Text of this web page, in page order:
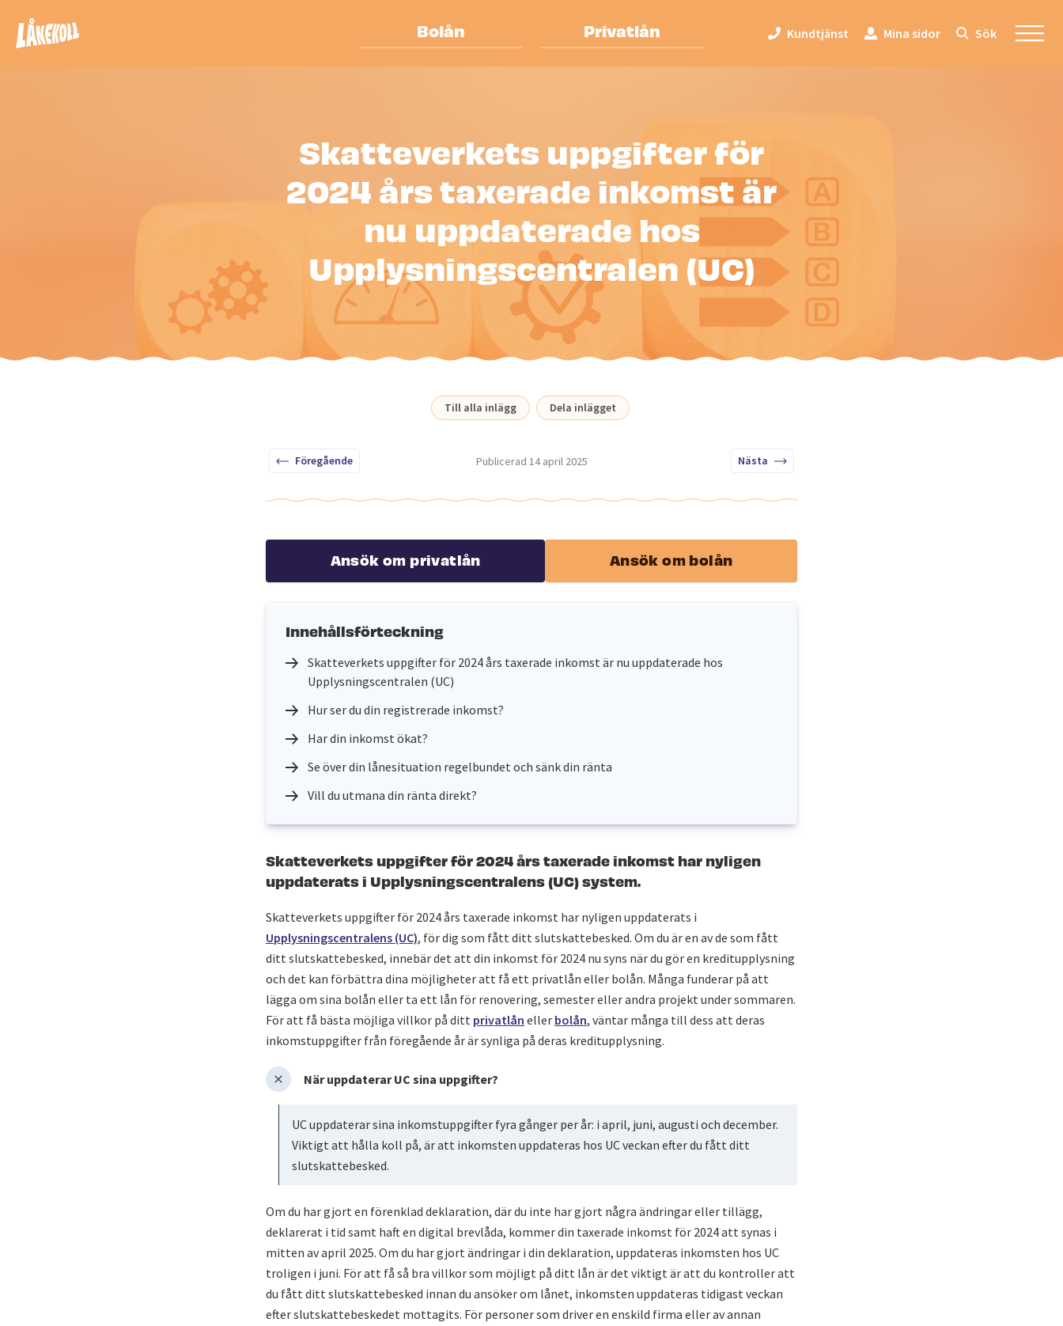
Bolån Privatlån Kundtjänst Mina sidor Sök
Skatteverkets uppgifter för
2024 års taxerade inkomst är
nu uppdaterade hos
Upplysningscentralen (UC)
Till alla inlägg Dela inlägget
Publicerad 14 april 2025
Föregående Nästa
Ansök om privatlån Ansök om bolån
Innehållsförteckning
Skatteverkets uppgifter för 2024 års taxerade inkomst är nu uppdaterade hos
Upplysningscentralen (UC)
Hur ser du din registrerade inkomst?
Har din inkomst ökat?
Se över din lånesituation regelbundet och sänk din ränta
Vill du utmana din ränta direkt?
Skatteverkets uppgifter för 2024 års taxerade inkomst har nyligen
uppdaterats i Upplysningscentralens (UC) system.
Skatteverkets uppgifter för 2024 års taxerade inkomst har nyligen uppdaterats i
Upplysningscentralens (UC), för dig som fått ditt slutskattebesked. Om du är en av de som fått
ditt slutskattebesked, innebär det att din inkomst för 2024 nu syns när du gör en kreditupplysning
och det kan förbättra dina möjligheter att få ett privatlån eller bolån. Många funderar på att
lägga om sina bolån eller ta ett lån för renovering, semester eller andra projekt under sommaren.
För att få bästa möjliga villkor på ditt privatlån eller bolån, väntar många till dess att deras
inkomstuppgifter från föregående år är synliga på deras kreditupplysning.
När uppdaterar UC sina uppgifter?
UC uppdaterar sina inkomstuppgifter fyra gånger per år: i april, juni, augusti och december.
Viktigt att hålla koll på, är att inkomsten uppdateras hos UC veckan efter du fått ditt
slutskattebesked.
Om du har gjort en förenklad deklaration, där du inte har gjort några ändringar eller tillägg,
deklarerat i tid samt haft en digital brevlåda, kommer din taxerade inkomst för 2024 att synas i
mitten av april 2025. Om du har gjort ändringar i din deklaration, uppdateras inkomsten hos UC
troligen i juni. För att få så bra villkor som möjligt på ditt lån är det viktigt är att du kontroller att
du fått ditt slutskattebesked innan du ansöker om lånet, inkomsten uppdateras tidigast veckan
efter slutskattebeskedet mottagits. För personer som driver en enskild firma eller av annan